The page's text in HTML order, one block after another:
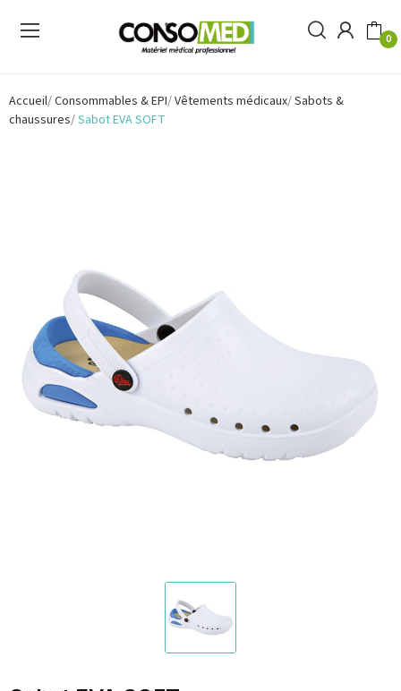
0
Accueil Consommables & EPI Vêtements médicaux Sabots &
chaussures Sabot EVA SOFT